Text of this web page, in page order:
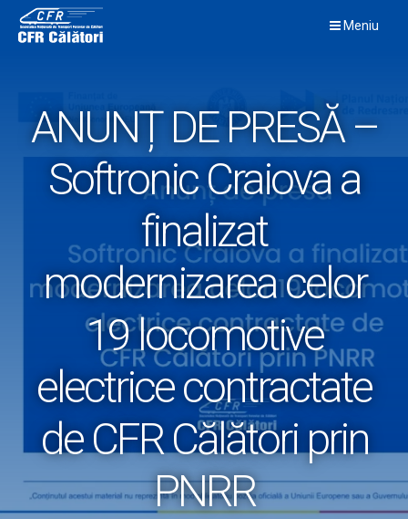
content
Meniu
ANUNȚ DE PRESĂ –
Softronic Craiova a
finalizat
modernizarea celor
19 locomotive
electrice contractate
de CFR Călători prin
PNRR